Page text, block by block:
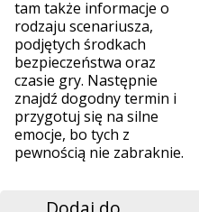
tam także informacje o
rodzaju scenariusza,
podjętych środkach
bezpieczeństwa oraz
czasie gry. Następnie
znajdź dogodny termin i
przygotuj się na silne
emocje, bo tych z
pewnością nie zabraknie.